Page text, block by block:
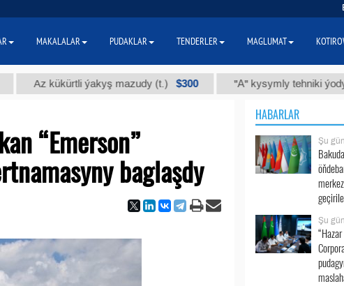
kükürtli ýakyş mazudy (t.) $300 "А" kysymly tehniki ýody (t.)
“Emerson”
baglaşdy
HABARLAR
Şu
Şu
MAKALALAR PUDAKLAR TENDERLER MAGLUMAT